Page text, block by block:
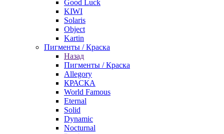
Good Luck
KIWI
Solaris
Object
Kartin
Пигменты / Краска
Назад
Пигменты / Краска
Allegory
КРАСКА
World Famous
Eternal
Solid
Dynamic
Nocturnal